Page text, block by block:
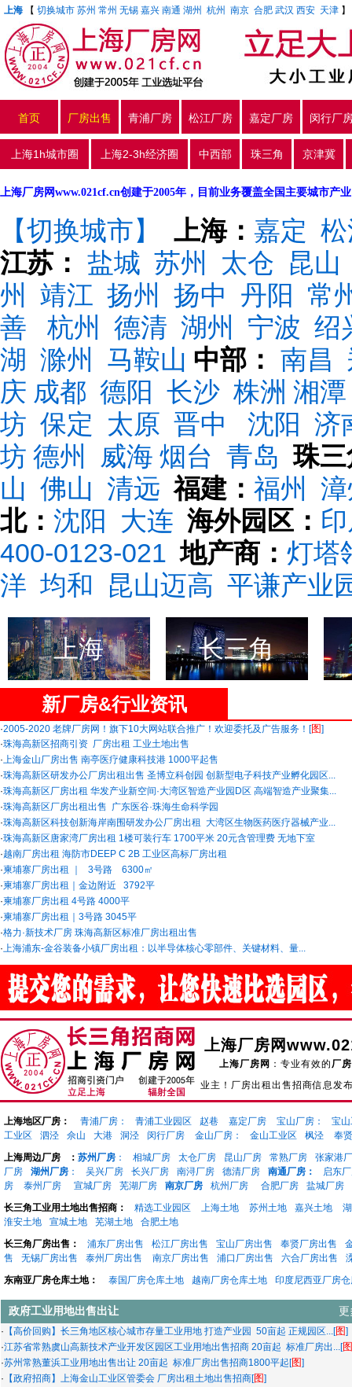
上海 【 切换城市 苏州 常州 无锡 嘉兴 南通 湖州 杭州 南京 合肥 武汉 西安 天津 】
首页 厂房出售 青浦厂房 松江厂房 嘉定厂房 闵行厂
上海1h城市圈 上海2-3h经济圈 中西部 珠三角 京津冀
上海厂房网www.021cf.cn创建于2005年，目前业务覆盖全国主要城市产
【切换城市】 上海： 嘉定
江苏： 盐城 苏州 太仓 昆山
州
靖江 扬州 扬中 丹阳
常
善
杭州 德清 湖州 宁波 绍
湖 滁州 马鞍山 中部： 南昌
庆 成都 德阳 长沙 株洲 湘潭
坊 保定 太原 晋中 沈阳
济
坊 德州 威海 烟台 青岛 珠
山 佛山 清远 福建： 福州
北： 沈阳 大连 海外园区：
400-0123-021 地产商： 灯塔
洋 均和 昆山迈高 平谦产业
上海 长三角
新厂房&行业资讯
·2005-2020 老牌厂房网！旗下10大网站联合推广！欢迎委托及广告服务！[图]
·珠海高新区招商引资 厂房出租 工业土地出售
·上海金山厂房出售 南亭医疗健康科技港 1000平起售
·珠海高新区研发办公厂房出租出售 圣博立科创园 创新型电子科技产业孵化园区...
·珠海高新区厂房出租 华发产业新空间·大湾区智造产业园D区 高端智造产业聚集...
·珠海高新区厂房出租出售 广东医谷·珠海生命科学园
·珠海高新区科技创新海岸南围研发办公厂房出租 大湾区生物医药医疗器械产业...
·珠海高新区唐家湾厂房出租 1楼可装行车 1700平米 20元含管理费 无地下室
·越南厂房出租 海防市DEEP C 2B 工业区高标厂房出租
·柬埔寨厂房出租 ｜ 3号路 6300㎡
·柬埔寨厂房出租｜金边附近 3792平
·柬埔寨厂房出租 4号路 4000平
·柬埔寨厂房出租｜3号路 3045平
·格力·新技术厂房 珠海高新区标准厂房出租出售
·上海浦东-金谷装备小镇厂房出租：以半导体‌核心零部件、关键材料、量...
上海厂房网
上海厂房网 ：专业有效的厂
业主！厂房出租出售招商信息发
上海地区厂房： 青浦厂房： 青浦工业园区 赵巷 嘉定厂房 宝山厂房：
宝
工业区
泗泾 佘山 大港 洞泾 闵行厂房 金山厂房： 金山工业区 枫泾
奉
上海周边厂房
： 苏州厂房 ： 相城厂房 太仓厂房 昆山厂房 常熟厂房
张家港
厂房
湖州厂房 ： 吴兴厂房 长兴厂房 南浔厂房 德清厂房 南通厂房：
启东
房
泰州厂房 宣城厂房 芜湖厂房 南京厂房 杭州厂房 合肥厂房
盐城厂房
长三角工业用土地出售招商：
精选工业园区 上海土地 苏州土地 嘉兴土地
淮安土地
宣城土地 芜湖土地
合肥土地
长三角厂房出售：
浦东厂房出售 松江厂房出售 宝山厂房出售 奉贤厂房出售
售
无锡厂房出售 泰州厂房出售 南京厂房出售 浦口厂房出售 六合厂房出售
东南亚厂房仓库土地：
泰国厂房仓库土地 越南厂房仓库土地 印度尼西亚厂房
政府工业用地出售出让 更
· 【高价回购】长三角地区核心城市存量工业用地 打造产业园 50亩起 正规园区...[图]
·江苏省常熟虞山高新技术产业开发区园区工业用地出售招商 20亩起 标准厂房出...[图
·苏州常熟董浜工业用地出售出让 20亩起 标准厂房出售招商1800平起[图]
· 【政府招商】上海金山工业区管委会 厂房出租土地出售招商[图]